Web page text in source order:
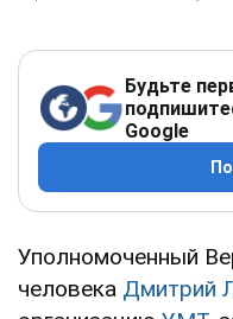
Будьте
Google
Уполномоченный
человека Дмитрий